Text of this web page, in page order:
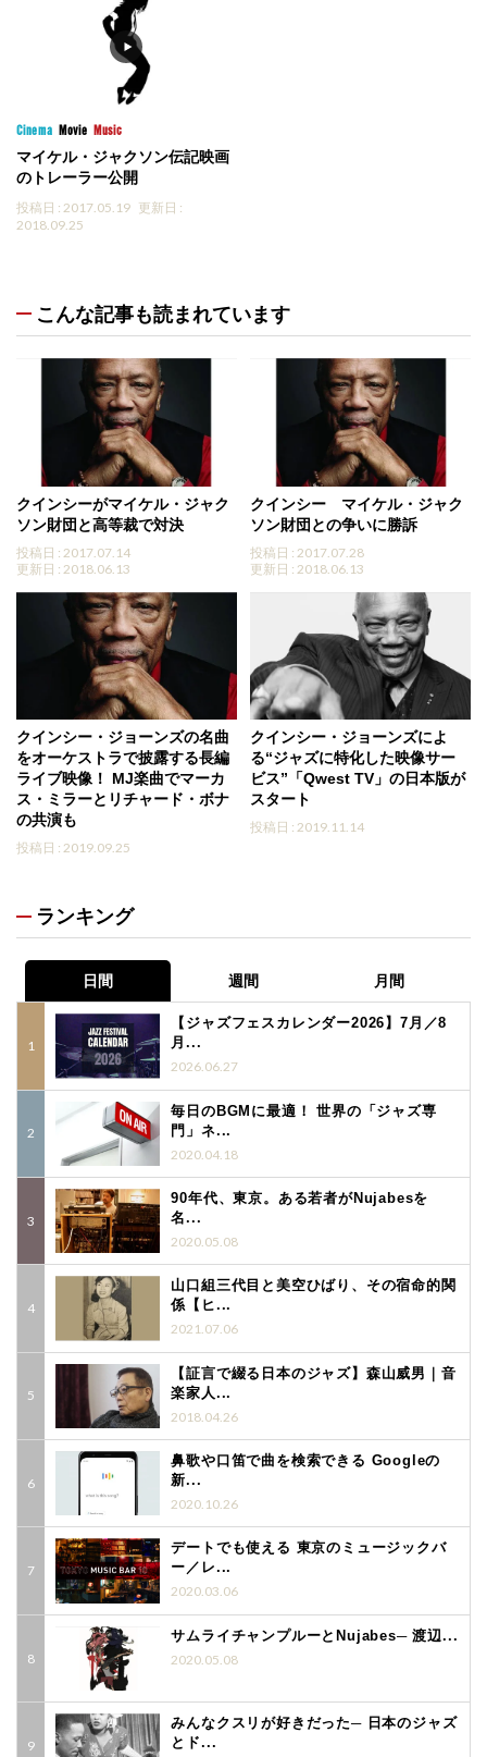
Cinema Movie Music
マイケル・ジャクソン伝記映画
のトレーラー公開
投稿日 : 2017.05.19 更新日 :
2018.09.25
こんな記事も読まれています
クインシーがマイケル・ジャク
ソン財団と高等裁で対決
投稿日 : 2017.07.14
更新日 : 2018.06.13
クインシー マイケル・ジャク
ソン財団との争いに勝訴
投稿日 : 2017.07.28
更新日 : 2018.06.13
クインシー・ジョーンズの名曲
をオーケストラで披露する長編
ライブ映像！ MJ楽曲でマーカ
ス・ミラーとリチャード・ボナ
の共演も
投稿日 : 2019.09.25
クインシー・ジョーンズによ
る“ジャズに特化した映像サー
ビス”「Qwest TV」の日本版が
スタート
投稿日 : 2019.11.14
ランキング
日間 週間 月間
【ジャズフェスカレンダー2026】7月／8
月...
2026.06.27
毎日のBGMに最適！ 世界の「ジャズ専
門」ネ...
2020.04.18
90年代、東京。ある若者がNujabesを
名...
2020.05.08
山口組三代目と美空ひばり、その宿命的関
係【ヒ...
2021.07.06
【証言で綴る日本のジャズ】森山威男｜音
楽家人...
2018.04.26
鼻歌や口笛で曲を検索できる Googleの
新...
2020.10.26
デートでも使える 東京のミュージックバ
ー／レ...
2020.03.06
サムライチャンプルーとNujabes─ 渡辺...
2020.05.08
みんなクスリが好きだった─ 日本のジャズ
とド...